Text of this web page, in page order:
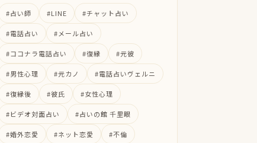
#占い師 #LINE #チャット占い
#電話占い #メール占い
#ココナラ電話占い #復縁 #元彼
#男性心理 #元カノ #電話占いヴェルニ
#復縁後 #彼氏 #女性心理
#ビデオ対面占い #占いの館 千里眼
#婚外恋愛 #ネット恋愛 #不倫